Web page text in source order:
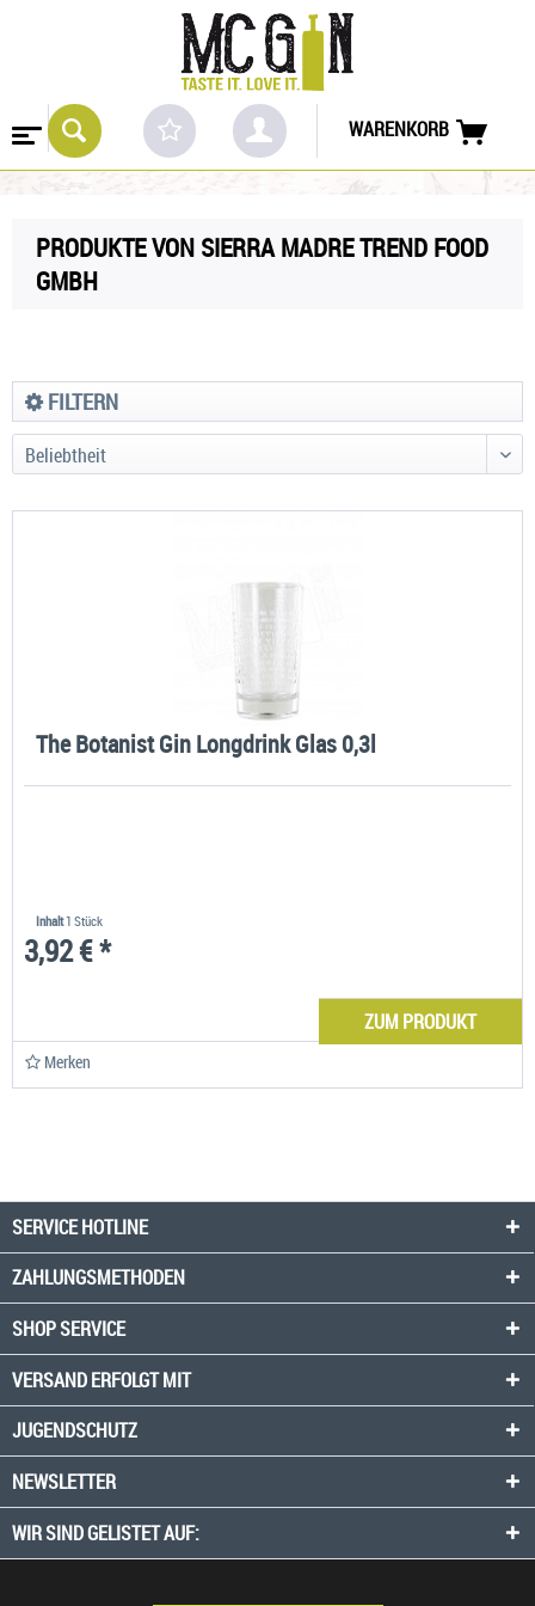
WARENKORB
PRODUKTE VON SIERRA MADRE TREND FOOD
GMBH
FILTERN
The Botanist Gin Longdrink Glas 0,3l
Inhalt1 Stück
3,92 € *
ZUM PRODUKT
Merken
SERVICE HOTLINE
ZAHLUNGSMETHODEN
SHOP SERVICE
VERSAND ERFOLGT MIT
JUGENDSCHUTZ
NEWSLETTER
WIR SIND GELISTET AUF: